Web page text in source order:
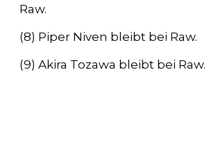
Raw.
(8) Piper Niven bleibt bei Raw.
(9) Akira Tozawa bleibt bei Raw.